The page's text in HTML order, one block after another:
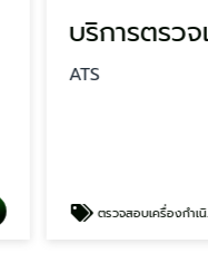
ATS
ตรวจสอบเครื่องกำเนิดไฟฟ้า